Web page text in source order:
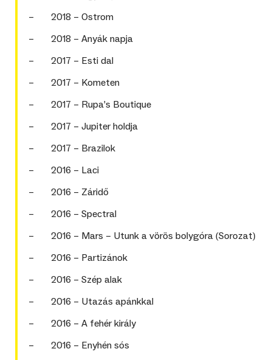
– 2018 – Ostrom
– 2018 – Anyák napja
– 2017 – Esti dal
– 2017 – Kometen
– 2017 – Rupa’s Boutique
– 2017 – Jupiter holdja
– 2017 – Brazilok
– 2016 – Laci
– 2016 – Záridő
– 2016 – Spectral
– 2016 – Mars – Utunk a vörös bolygóra (Sorozat)
– 2016 – Partizánok
– 2016 – Szép alak
– 2016 – Utazás apánkkal
– 2016 – A fehér király
– 2016 – Enyhén sós